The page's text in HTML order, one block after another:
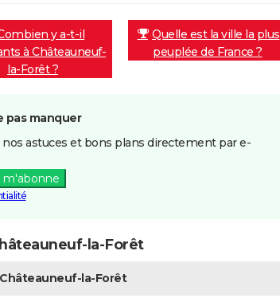
y a-t-il
à Châteauneuf-
la-Forêt ?
Quelle est la ville la plus
peuplée de France ?
pas manquer
nos astuces et bons plans directement par e-
m'abonne
la-Forêt
Châteauneuf-la-Forêt